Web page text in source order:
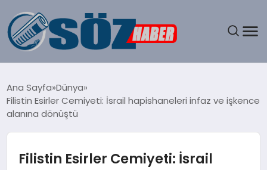
Ana Sayfa Dünya
Filistin Esirler Cemiyeti: İsrail hapishaneleri infaz ve işkence
alanına dönüştü
Filistin Esirler Cemiyeti: İsrail